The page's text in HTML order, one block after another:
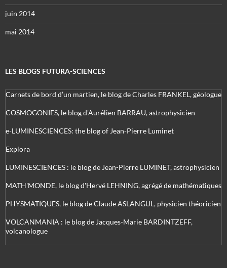
juin 2014
mai 2014
LES BLOGS FUTURA-SCIENCES
Carnets de bord d’un martien, le blog de Charles FRANKEL, géologue
COSMOGONIES, le blog d'Aurélien BARRAU, astrophysicien
e-LUMINESCIENCES: the blog of Jean-Pierre Luminet
Explora
LUMINESCIENCES : le blog de Jean-Pierre LUMINET, astrophysicien
MATH'MONDE, le blog d'Hervé LEHNING, agrégé de mathématiques
PHYSMATIQUES, le blog de Claude ASLANGUL, physicien théoricien
VOLCANMANIA : le blog de Jacques-Marie BARDINTZEFF,
volcanologue